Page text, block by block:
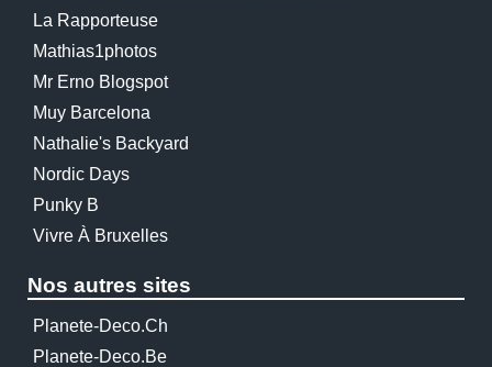
La Rapporteuse
Mathias1photos
Mr Erno Blogspot
Muy Barcelona
Nathalie's Backyard
Nordic Days
Punky B
Vivre À Bruxelles
Nos autres sites
Planete-Deco.ch
Planete-Deco.be